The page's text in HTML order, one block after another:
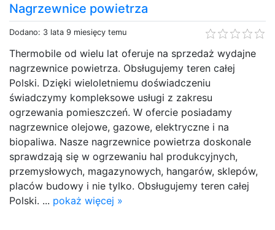
Nagrzewnice powietrza
Dodano: 3 lata 9 miesięcy temu
Thermobile od wielu lat oferuje na sprzedaż wydajne
nagrzewnice powietrza. Obsługujemy teren całej
Polski. Dzięki wieloletniemu doświadczeniu
świadczymy kompleksowe usługi z zakresu
ogrzewania pomieszczeń. W ofercie posiadamy
nagrzewnice olejowe, gazowe, elektryczne i na
biopaliwa. Nasze nagrzewnice powietrza doskonale
sprawdzają się w ogrzewaniu hal produkcyjnych,
przemysłowych, magazynowych, hangarów, sklepów,
placów budowy i nie tylko. Obsługujemy teren całej
Polski. ... pokaż więcej »